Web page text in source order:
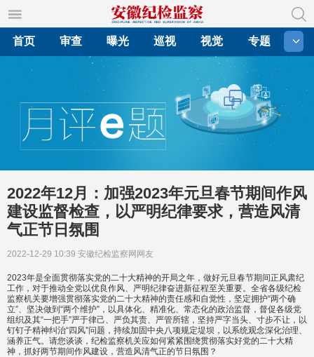
首页
审查 曝光 巡视 视觉 专题
2022年12月：加强2023年元旦春节期间作风
建设监督检查，以严明纪律要求，营造风清
气正节日氛围
2022-12-29 10:39 安徽纪检监察网网友
2023年是全面贯彻落实党的二十大精神的开局之年，做好元旦春节期间正风肃纪
工作，对于推动全党以优良作风、严明纪律奋进新征程至关重要。全省各级纪检
监察机关要增强贯彻落实党的二十大精神的责任感和自觉性，坚定拥护“两个确
立”、坚决做到“两个维护”，以具体化、精准化、常态化的政治监督，督促各级党
组织及其“一把手”严于律己、严负其责、严管所辖，坚持严字当头、寸步不让，以
钉钉子精神纠治“四风”问题，持续加固中央八项规定堤坝，以系统观念深化治理、
涵养正气。请您谈谈，纪检监察机关应如何紧紧围绕贯彻落实好党的二十大精
神，抓好两节期间作风建设，营造风清气正的节日氛围？